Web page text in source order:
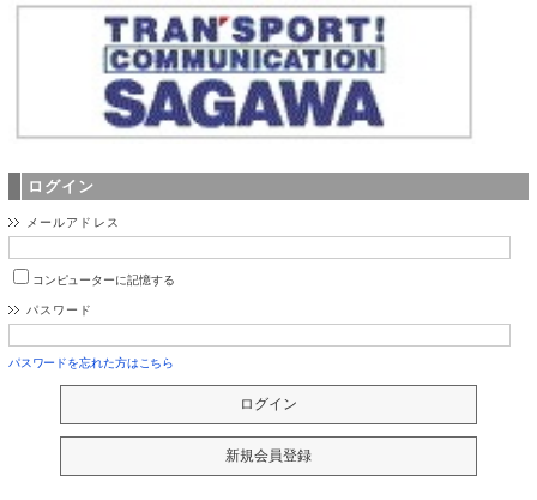
ログイン
メールアドレス
コンピューターに記憶する
パスワード
パスワードを忘れた方はこちら